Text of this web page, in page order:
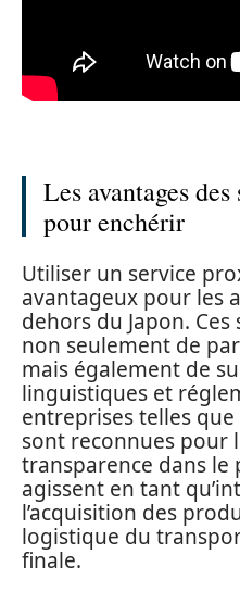
Les avantages
pour enchérir
Utiliser un service
avantageux pour les
dehors du Japon.
non seulement de
mais également de
linguistiques et
entreprises telles
sont reconnues pour
transparence dans le
agissent en tant
l’acquisition des
logistique du
finale.